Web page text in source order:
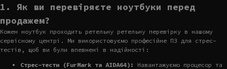
1. Як ви перевіряєте ноутбуки перед
продажем?
Кожен ноутбук проходить ретельну ретельну перевірку в нашому
сервісному центрі. Ми використовуємо професійне ПЗ для стрес-
тестів, щоб ви були впевнені в надійності:
Стрес-тести (FurMark та AIDA64):
Навантажуємо процесор та